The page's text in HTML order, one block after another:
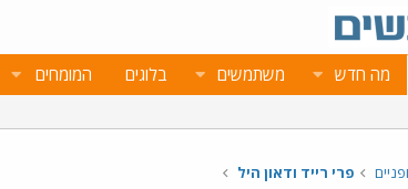
מה חדש משתמשים בלוגים המומחים
פרי רייד ודאון היל